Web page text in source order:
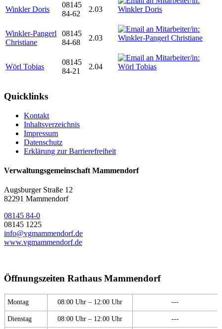
Winkler Doris
08145
84-62
2.03
Winkler-Pangerl
Christiane
08145
84-68
2.03
Wörl Tobias
08145
84-21
2.04
Quicklinks
Kontakt
Inhaltsverzeichnis
Impressum
Datenschutz
Erklärung zur Barrierefreiheit
Verwaltungsgemeinschaft Mammendorf
Augsburger Straße 12
82291 Mammendorf
08145 84-0
08145 1225
info@vgmammendorf.de
www.vgmammendorf.de
Öffnungszeiten Rathaus Mammendorf
Montag 08:00 Uhr – 12:00 Uhr ---
Dienstag 08:00 Uhr – 12:00 Uhr ---